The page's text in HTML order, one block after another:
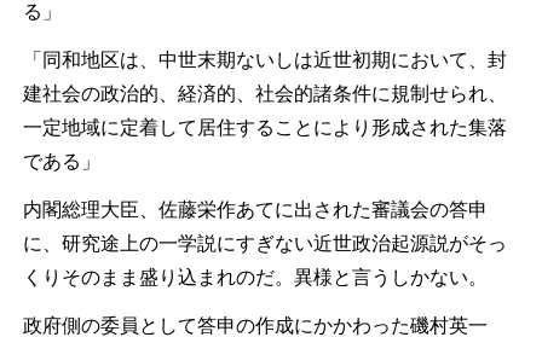
る」
「同和地区は、中世末期ないしは近世初期において、封
建社会の政治的、経済的、社会的諸条件に規制せられ、
一定地域に定着して居住することにより形成された集落
である」
内閣総理大臣、佐藤栄作あてに出された審議会の答申
に、研究途上の一学説にすぎない近世政治起源説がそっ
くりそのまま盛り込まれのだ。異様と言うしかない。
政府側の委員として答申の作成にかかわった磯村英一